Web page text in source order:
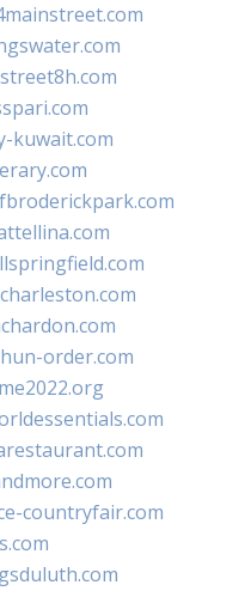
kuwait.com
order.com
countryfair.com